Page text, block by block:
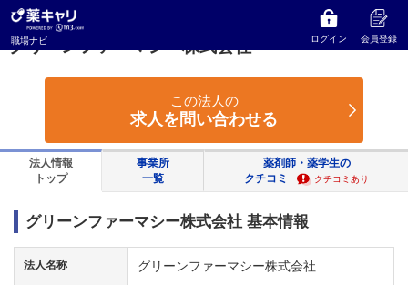
職場ナビ ログイン 会員登録
薬キャリ 職場ナビ グリーンファーマシー株式会社
グリーンファーマシー株式会社
この法人の
求人を問い合わせる
法人情報
トップ
事業所
一覧
薬剤師・薬学生の
クチコミ
クチコミあり
グリーンファーマシー株式会社 基本情報
法人名称 グリーンファーマシー株式会社